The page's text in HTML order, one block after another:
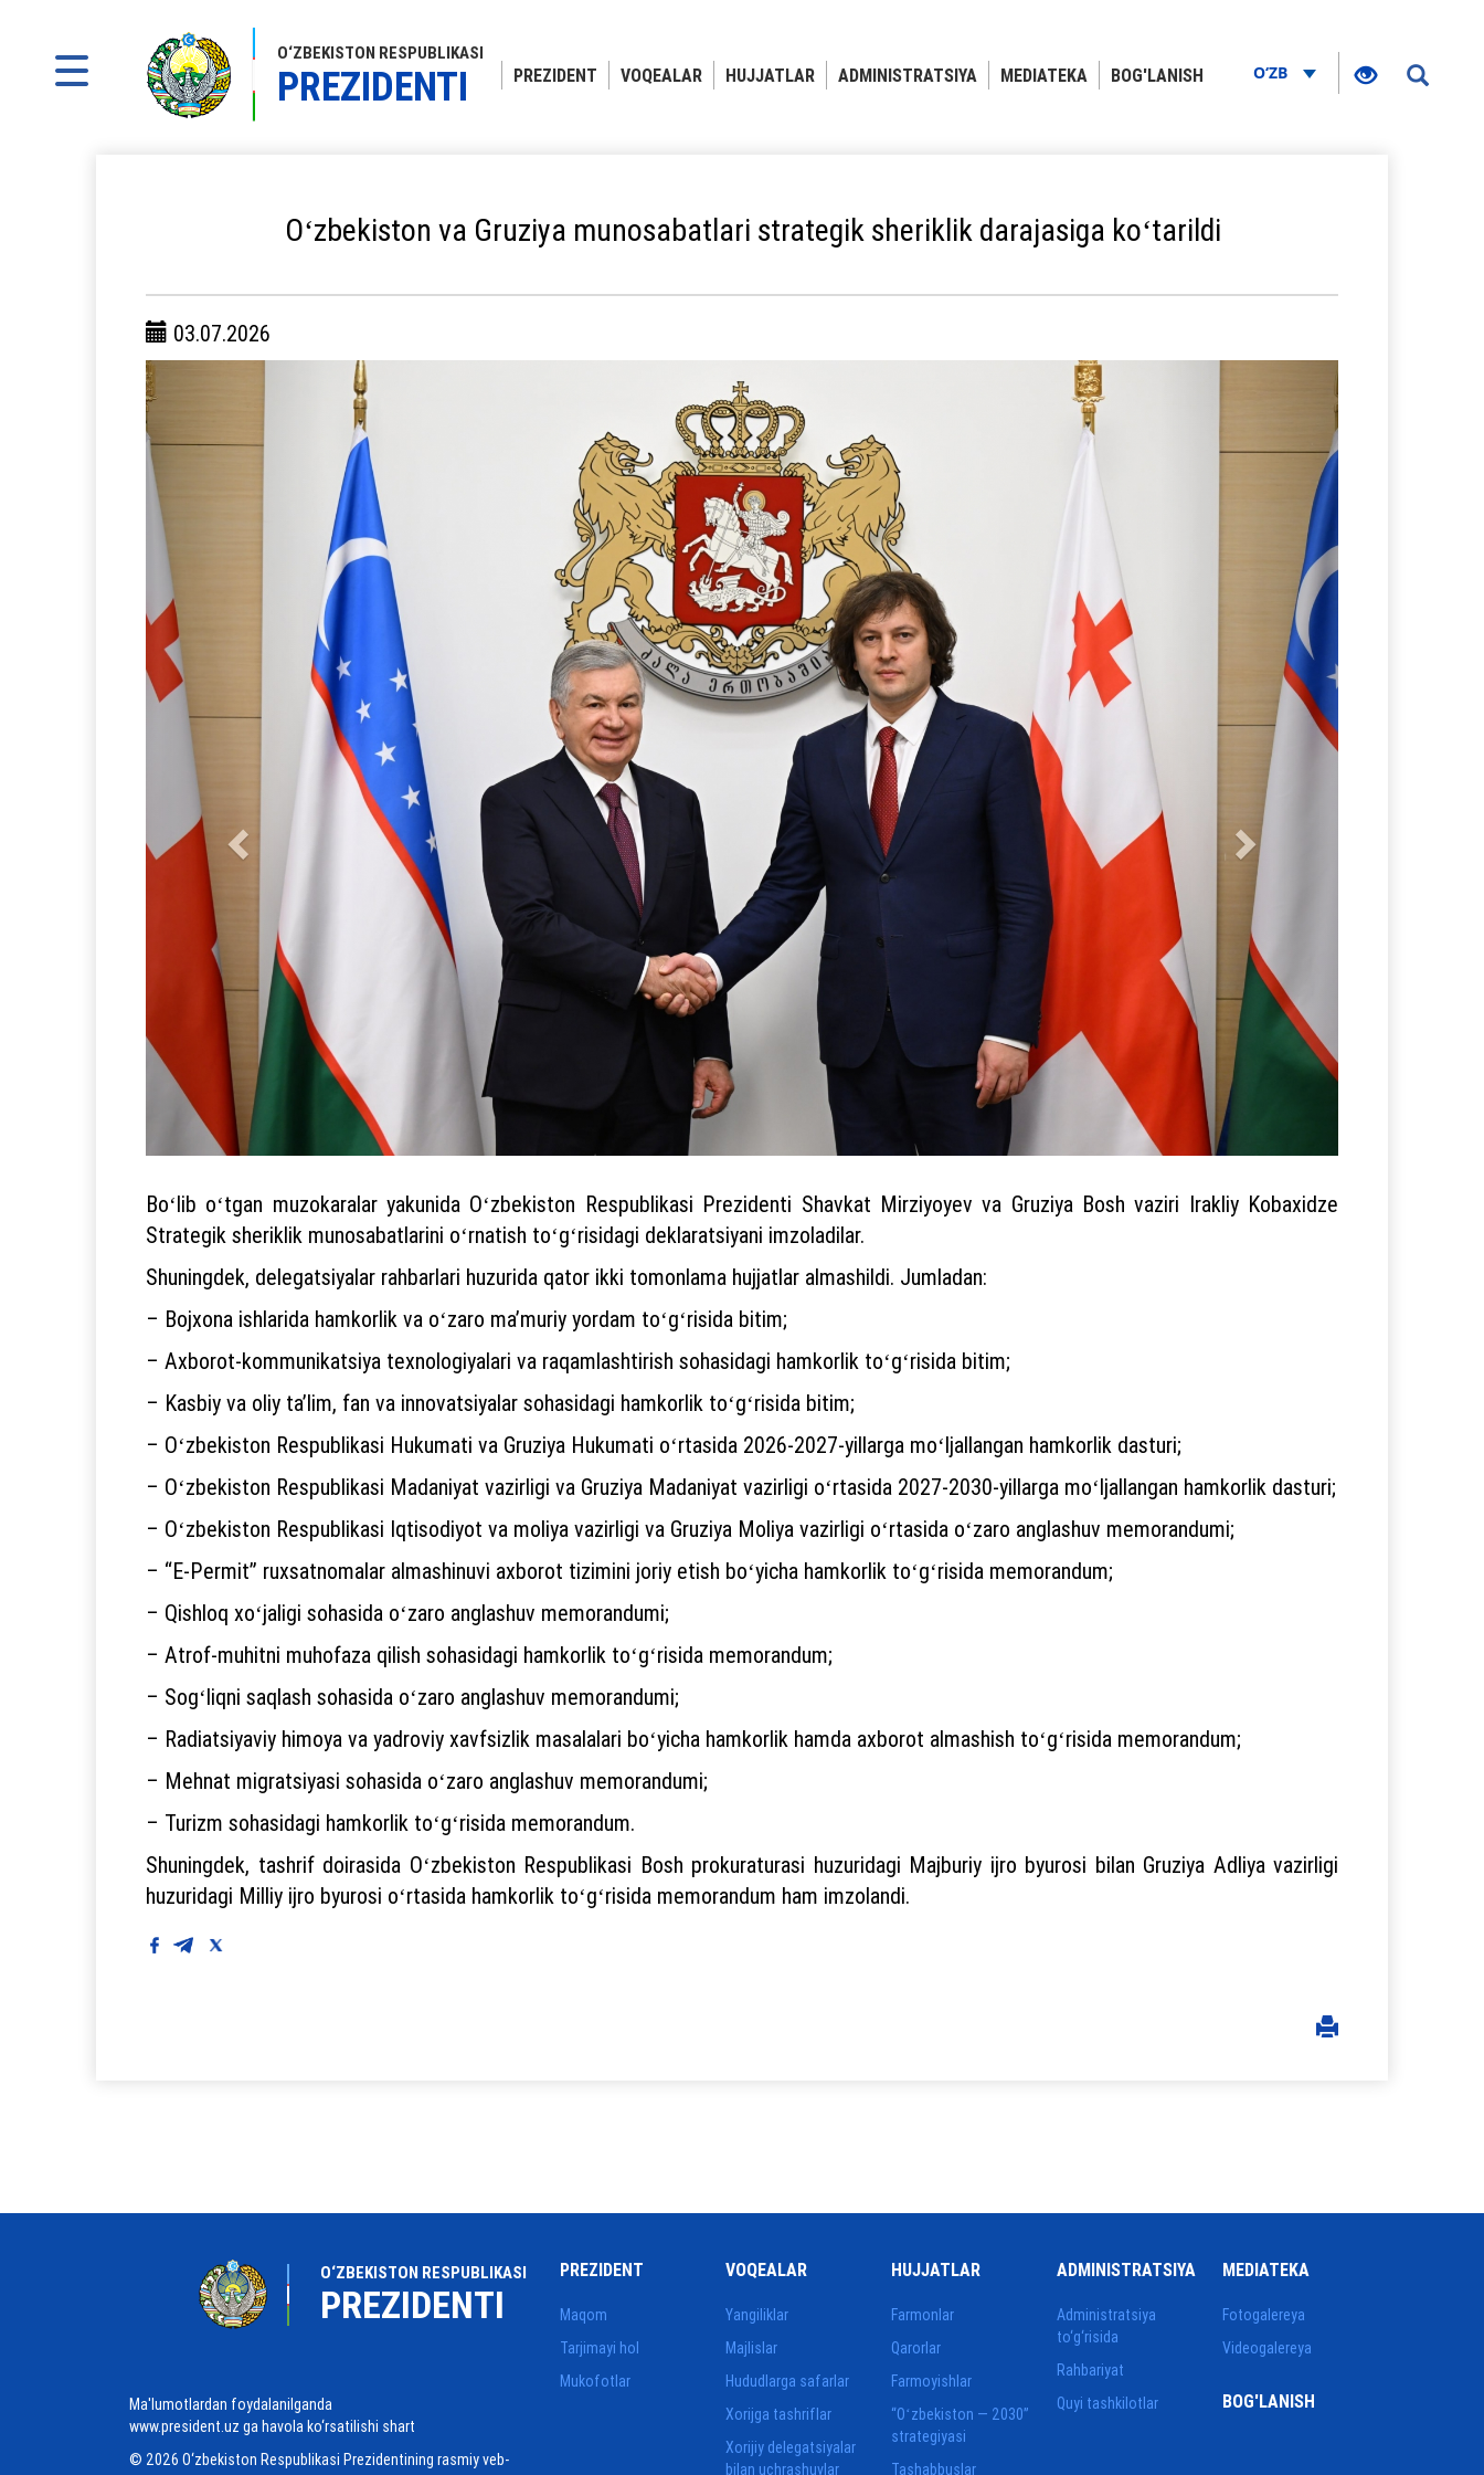
O‘ZBEKISTON RESPUBLIKASI
PREZIDENTI PREZIDENT VOQEALAR HUJJATLAR ADMINISTRATSIYA MEDIATEKA BOG'LANISH O‘ZB
Oʻzbekiston va Gruziya munosabatlari strategik sheriklik darajasiga koʻtarildi
03.07.2026
Boʻlib oʻtgan muzokaralar yakunida Oʻzbekiston Respublikasi Prezidenti Shavkat Mirziyoyev va Gruziya Bosh vaziri Irakliy Kobaxidze
Strategik sheriklik munosabatlarini oʻrnatish toʻgʻrisidagi deklaratsiyani imzoladilar.
Shuningdek, delegatsiyalar rahbarlari huzurida qator ikki tomonlama hujjatlar almashildi. Jumladan:
– Bojxona ishlarida hamkorlik va oʻzaro maʼmuriy yordam toʻgʻrisida bitim;
– Axborot-kommunikatsiya texnologiyalari va raqamlashtirish sohasidagi hamkorlik toʻgʻrisida bitim;
– Kasbiy va oliy taʼlim, fan va innovatsiyalar sohasidagi hamkorlik toʻgʻrisida bitim;
– Oʻzbekiston Respublikasi Hukumati va Gruziya Hukumati oʻrtasida 2026-2027-yillarga moʻljallangan hamkorlik dasturi;
– Oʻzbekiston Respublikasi Madaniyat vazirligi va Gruziya Madaniyat vazirligi oʻrtasida 2027-2030-yillarga moʻljallangan hamkorlik dasturi;
– Oʻzbekiston Respublikasi Iqtisodiyot va moliya vazirligi va Gruziya Moliya vazirligi oʻrtasida oʻzaro anglashuv memorandumi;
– “E-Permit” ruxsatnomalar almashinuvi axborot tizimini joriy etish boʻyicha hamkorlik toʻgʻrisida memorandum;
– Qishloq xoʻjaligi sohasida oʻzaro anglashuv memorandumi;
– Atrof-muhitni muhofaza qilish sohasidagi hamkorlik toʻgʻrisida memorandum;
– Sogʻliqni saqlash sohasida oʻzaro anglashuv memorandumi;
– Radiatsiyaviy himoya va yadroviy xavfsizlik masalalari boʻyicha hamkorlik hamda axborot almashish toʻgʻrisida memorandum;
– Mehnat migratsiyasi sohasida oʻzaro anglashuv memorandumi;
– Turizm sohasidagi hamkorlik toʻgʻrisida memorandum.
Shuningdek, tashrif doirasida Oʻzbekiston Respublikasi Bosh prokuraturasi huzuridagi Majburiy ijro byurosi bilan Gruziya Adliya vazirligi
huzuridagi Milliy ijro byurosi oʻrtasida hamkorlik toʻgʻrisida memorandum ham imzolandi.
O‘ZBEKISTON RESPUBLIKASI
PREZIDENTI
Ma'lumotlardan foydalanilganda
www.president.uz ga havola ko‘rsatilishi shart
© 2026 O‘zbekiston Respublikasi Prezidentining rasmiy veb-
PREZIDENT
Maqom
Tarjimayi hol
Mukofotlar
VOQEALAR
Yangiliklar
Majlislar
Hududlarga safarlar
Xorijga tashriflar
Xorijiy delegatsiyalar
bilan uchrashuvlar
HUJJATLAR
Farmonlar
Qarorlar
Farmoyishlar
“Oʻzbekiston — 2030”
strategiyasi
Tashabbuslar
ADMINISTRATSIYA
Administratsiya
to‘g‘risida
Rahbariyat
Quyi tashkilotlar
MEDIATEKA
Fotogalereya
Videogalereya
BOG'LANISH